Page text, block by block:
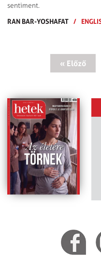
sentiment.
RAN BAR-YOSHAFAT /
« Előző